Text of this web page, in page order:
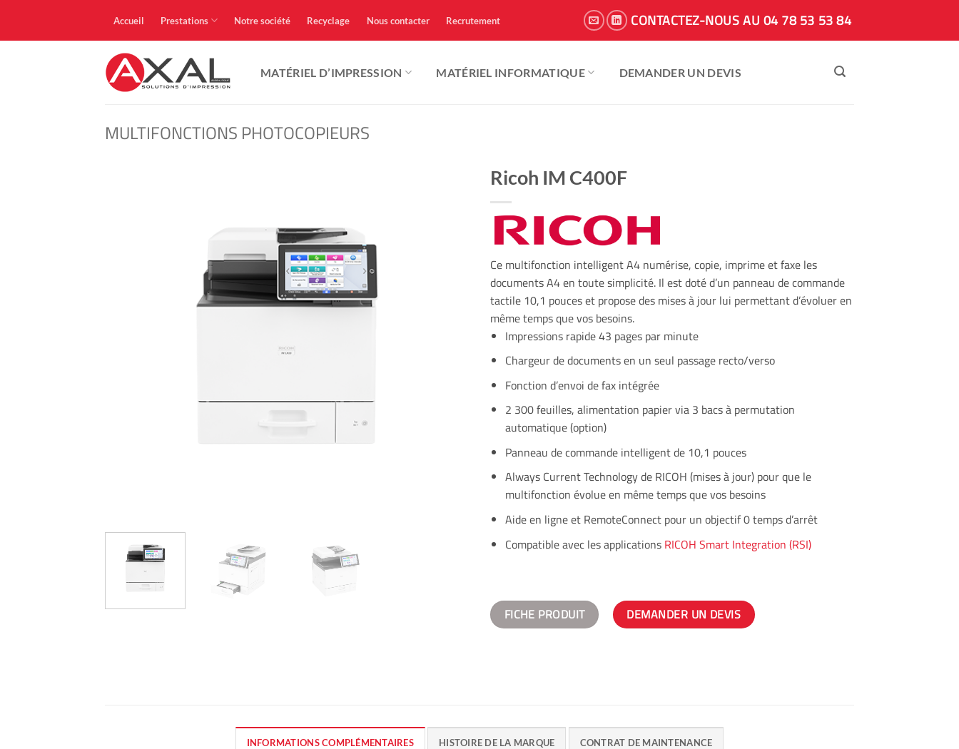
contenu
Accueil Prestations Notre société Recyclage Nous contacter Recrutement CONTACTEZ-NOUS AU 04 78 53 53 84
MATÉRIEL D’IMPRESSION MATÉRIEL INFORMATIQUE DEMANDER UN DEVIS
MULTIFONCTIONS PHOTOCOPIEURS
Ricoh IM C400F
Ce multifonction intelligent A4 numérise, copie, imprime et faxe les
documents A4 en toute simplicité. Il est doté d’un panneau de commande
tactile 10,1 pouces et propose des mises à jour lui permettant d’évoluer en
même temps que vos besoins.
Impressions rapide 43 pages par minute
Chargeur de documents en un seul passage recto/verso
Fonction d’envoi de fax intégrée
2 300 feuilles, alimentation papier via 3 bacs à permutation
automatique (option)
Panneau de commande intelligent de 10,1 pouces
Always Current Technology de RICOH (mises à jour) pour que le
multifonction évolue en même temps que vos besoins
Aide en ligne et RemoteConnect pour un objectif 0 temps d’arrêt
Compatible avec les applications RICOH Smart Integration (RSI)
FICHE PRODUIT DEMANDER UN DEVIS
INFORMATIONS COMPLÉMENTAIRES HISTOIRE DE LA MARQUE CONTRAT DE MAINTENANCE